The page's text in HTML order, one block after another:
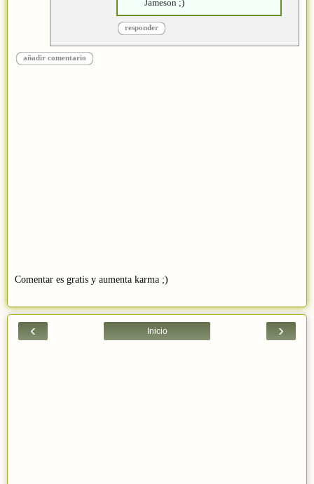
Jameson ;)
responder
añadir comentario
Comentar es gratis y aumenta karma ;)
‹ ›
Inicio